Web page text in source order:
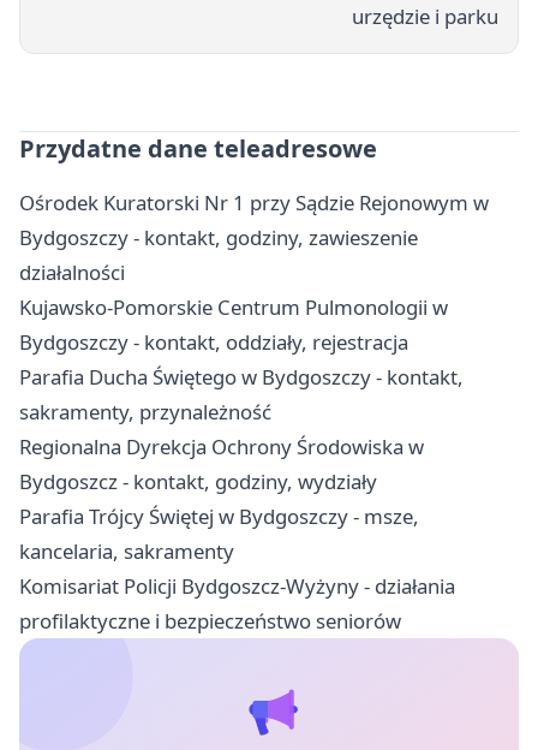
urzędzie i parku
Przydatne dane teleadresowe
Ośrodek Kuratorski Nr 1 przy Sądzie Rejonowym w
Bydgoszczy - kontakt, godziny, zawieszenie
działalności
Kujawsko-Pomorskie Centrum Pulmonologii w
Bydgoszczy - kontakt, oddziały, rejestracja
Parafia Ducha Świętego w Bydgoszczy - kontakt,
sakramenty, przynależność
Regionalna Dyrekcja Ochrony Środowiska w
Bydgoszcz - kontakt, godziny, wydziały
Parafia Trójcy Świętej w Bydgoszczy - msze,
kancelaria, sakramenty
Komisariat Policji Bydgoszcz-Wyżyny - działania
profilaktyczne i bezpieczeństwo seniorów